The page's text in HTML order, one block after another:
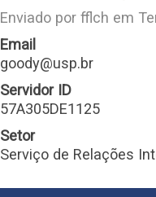
Enviado por fflch em
Email
goody@usp.br
Servidor ID
57A305DE1125
Setor
Serviço de Relações